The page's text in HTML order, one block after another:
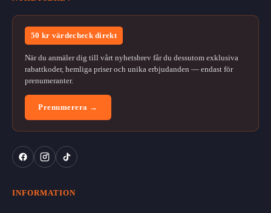
50 kr värdecheck direkt
När du anmäler dig till vårt nyhetsbrev får du dessutom exklusiva
rabattkoder, hemliga priser och unika erbjudanden — endast för
prenumeranter.
Prenumerera →
INFORMATION